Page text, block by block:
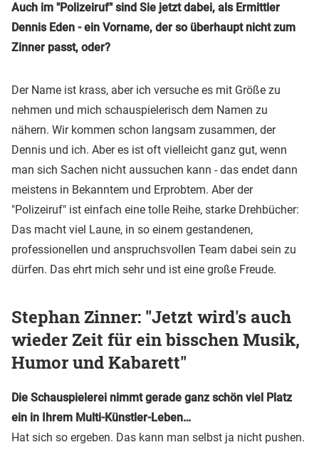
Auch im "Polizeiruf" sind Sie jetzt dabei, als Ermittler
Dennis Eden - ein Vorname, der so überhaupt nicht zum
Zinner passt, oder?
Der Name ist krass, aber ich versuche es mit Größe zu
nehmen und mich schauspielerisch dem Namen zu
nähern. Wir kommen schon langsam zusammen, der
Dennis und ich. Aber es ist oft vielleicht ganz gut, wenn
man sich Sachen nicht aussuchen kann - das endet dann
meistens in Bekanntem und Erprobtem. Aber der
"Polizeiruf" ist einfach eine tolle Reihe, starke Drehbücher:
Das macht viel Laune, in so einem gestandenen,
professionellen und anspruchsvollen Team dabei sein zu
dürfen. Das ehrt mich sehr und ist eine große Freude.
Stephan Zinner: "Jetzt wird's auch
wieder Zeit für ein bisschen Musik,
Humor und Kabarett"
Die Schauspielerei nimmt gerade ganz schön viel Platz
ein in Ihrem Multi-Künstler-Leben…
Hat sich so ergeben. Das kann man selbst ja nicht pushen.